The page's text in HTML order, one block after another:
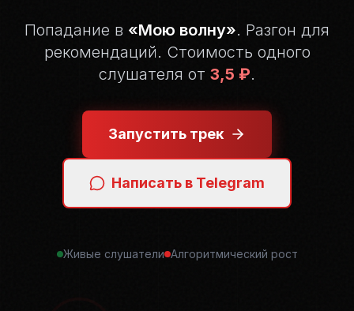
Попадание в «Мою волну». Разгон для
рекомендаций. Стоимость одного
слушателя от 3,5 ₽.
Запустить трек
Написать в Telegram
Живые слушатели Алгоритмический рост